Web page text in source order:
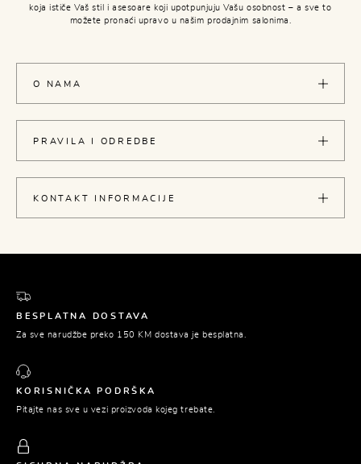
koja ističe Vaš stil i asesoare koji upotpunjuju Vašu osobnost – a sve to
možete pronaći upravo u našim prodajnim salonima.
O NAMA
PRAVILA I ODREDBE
KONTAKT INFORMACIJE
BESPLATNA DOSTAVA
Za sve narudžbe preko 150 KM dostava je besplatna.
KORISNIČKA PODRŠKA
Pitajte nas sve u vezi proizvoda kojeg trebate.